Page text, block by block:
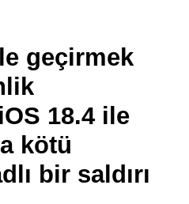
geçirmek
18.4 ile
kötü
bir saldırı